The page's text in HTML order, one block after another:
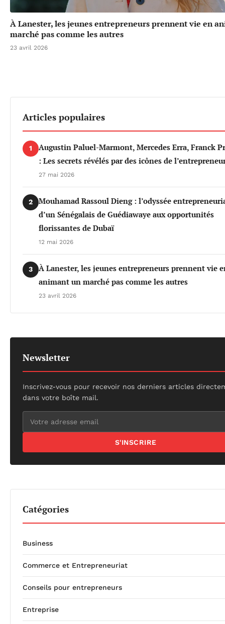
À Lanester, les jeunes entrepreneurs prennent vie en
marché pas comme les autres
23 avril 2026
Articles populaires
1
Augustin Paluel-Marmont, Mercedes Erra, Franck
: Les secrets révélés par des icônes de
27 mai 2026
2
Mouhamad Rassoul Dieng : l’odyssée
d’un Sénégalais de Guédiawaye aux opportunités
florissantes de Dubaï
12 mai 2026
3
À Lanester, les jeunes entrepreneurs prennent vie
animant un marché pas comme les autres
23 avril 2026
Newsletter
Inscrivez-vous pour recevoir nos derniers articles
dans votre boîte mail.
S'INSCRIRE
Catégories
Business
Commerce et Entrepreneuriat
Conseils pour entrepreneurs
Entreprise